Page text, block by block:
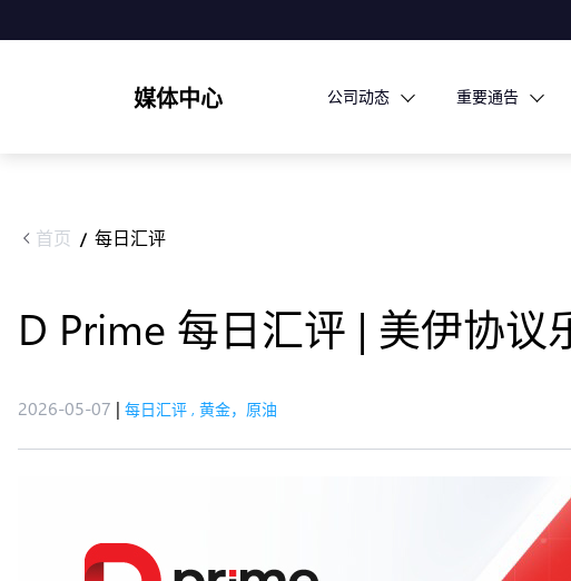
媒体中心 公司动态 重要通告
首页 / 每日汇评
D Prime 每日汇评 | 美伊协
2026-05-07 | 每日汇评 , 黄金，原油